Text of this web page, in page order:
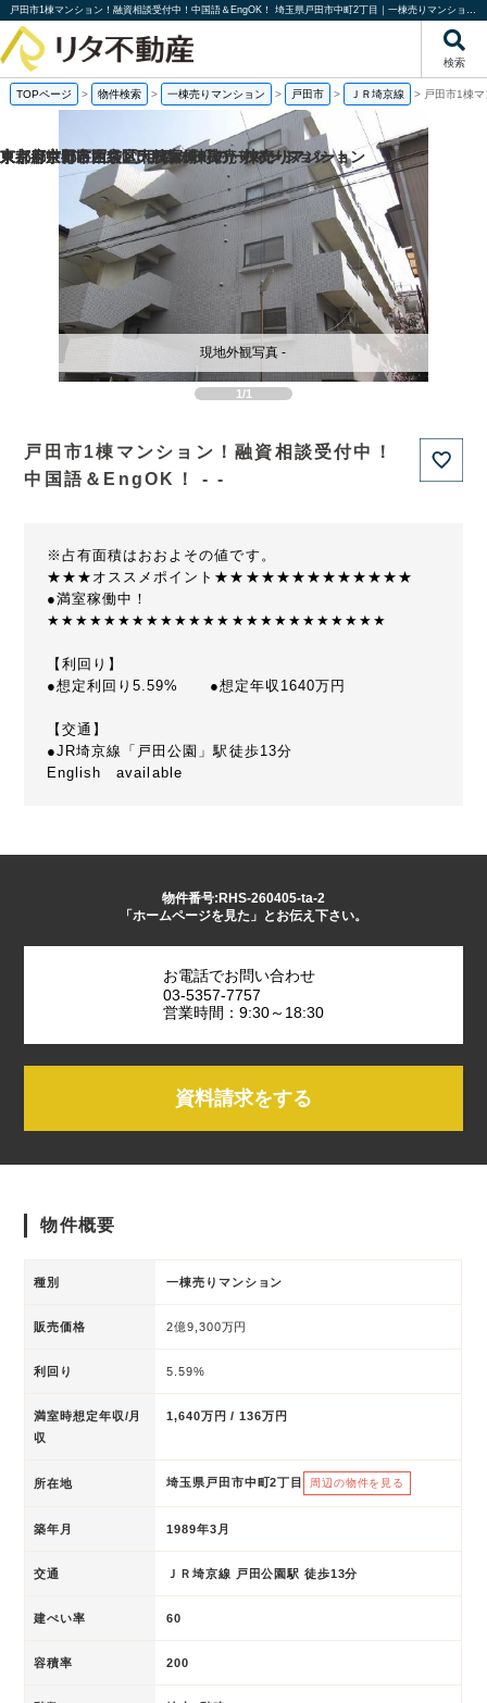
戸田市1棟マンション！融資相談受付中！中国語＆EngOK！ 埼玉県戸田市中町2丁目｜一棟売りマンション｜投資物件や収益物件｜株式会社リタ不動産
検索
TOPページ > 物件検索 > 一棟売りマンション > 戸田市 > ＪＲ埼京線 > 戸田市1棟
1/1
現地外観写真 -
戸田市1棟マンション！融資相談受付中！
中国語＆EngOK！ - -
※占有面積はおおよその値です。
★★★オススメポイント★★★★★★★★★★★★★
●満室稼働中！
★★★★★★★★★★★★★★★★★★★★★★★★
【利回り】
●想定利回り5.59% ●想定年収1640万円
【交通】
●JR埼京線「戸田公園」駅徒歩13分
English available
物件番号:RHS-260405-ta-2
「ホームページを見た」とお伝え下さい。
お電話でお問い合わせ
03-5357-7757
営業時間：9:30～18:30
資料請求をする
物件概要
種別 一棟売りマンション
販売価格 2億9,300万円
利回り 5.59%
満室時想定年収/月
収
1,640万円 / 136万円
所在地 埼玉県戸田市中町2丁目 周辺の物件を見る
築年月 1989年3月
交通 ＪＲ埼京線 戸田公園駅 徒歩13分
建ぺい率 60
容積率 200
京都府京都市西京区大枝塚原町の一棟売りマンション
京都府京都市左京区下鴨宮崎町の一棟売りアパート
東京都中野区沼袋1丁目の一棟売りアパート
東京都世田谷区経堂5丁目の一棟売りマンション